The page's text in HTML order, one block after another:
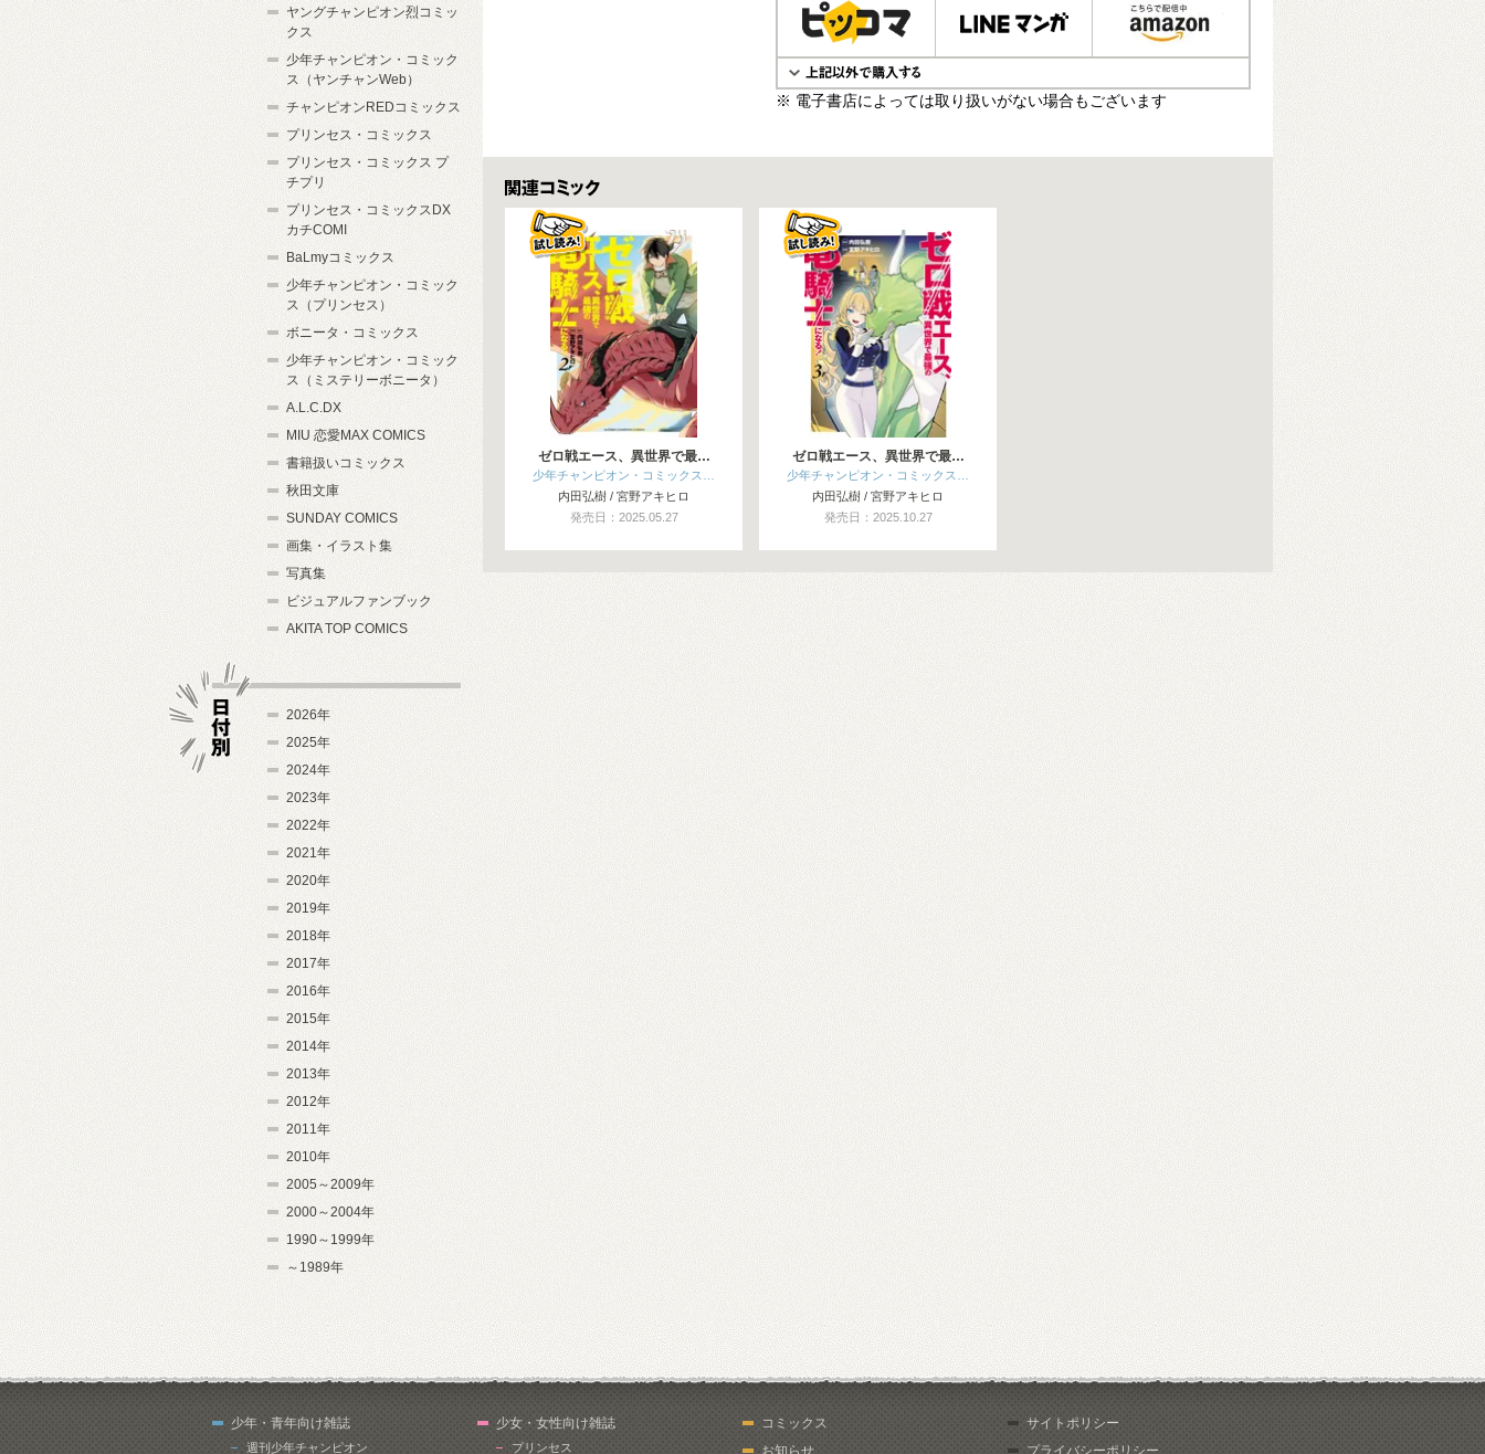
※ 電子書店によっては取り扱いがない場合もございます
関連コミックス
ゼロ戦エース、異世界で最…
少年チャンピオン・コミックス…
内田弘樹 / 宮野アキヒロ
発売日：2025.05.27
ゼロ戦エース、異世界で最…
少年チャンピオン・コミックス…
内田弘樹 / 宮野アキヒロ
発売日：2025.10.27
ヤングチャンピオン烈コミッ
クス
少年チャンピオン・コミック
ス（ヤンチャンWeb）
チャンピオンREDコミックス
プリンセス・コミックス
プリンセス・コミックス プ
チプリ
プリンセス・コミックスDX
カチCOMI
BaLmyコミックス
少年チャンピオン・コミック
ス（プリンセス）
ボニータ・コミックス
少年チャンピオン・コミック
ス（ミステリーボニータ）
A.L.C.DX
MIU 恋愛MAX COMICS
書籍扱いコミックス
秋田文庫
SUNDAY COMICS
画集・イラスト集
写真集
ビジュアルファンブック
AKITA TOP COMICS
2026年
2025年
2024年
2023年
2022年
2021年
2020年
2019年
2018年
2017年
2016年
2015年
2014年
2013年
2012年
2011年
2010年
2005～2009年
2000～2004年
1990～1999年
～1989年
少年・青年向け雑誌
週刊少年チャンピオン
少女・女性向け雑誌
プリンセス
コミックス
お知らせ
サイトポリシー
プライバシーポリシー